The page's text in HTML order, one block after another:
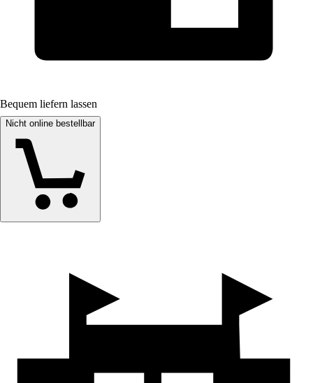
Bequem liefern lassen
Nicht online bestellbar